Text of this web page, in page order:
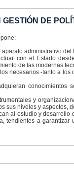
DE
administrativo
con el Estado
de las modernas
necesarios -tanto a
conocimientos
y
sus niveles y aspectos,
al estudio y
tendientes a